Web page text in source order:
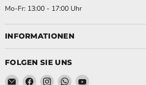
Mo-Fr: 13:00 - 17:00 Uhr
INFORMATIONEN
FOLGEN SIE UNS
Email Schweihofer - Die STIHL Experten.
Finden Sie uns auf Facebook
Finden Sie uns auf Instagram
Finden Sie uns auf
Finden Sie uns auf